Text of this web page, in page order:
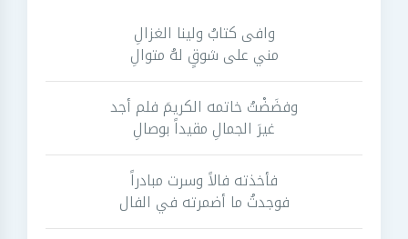
وافى كتابُ ولينا الغزالِ
مني على شوقٍ لهُ متوالِ
وفضَضْتُ خاتمه الكريمَ فلم أجد
غيرَ الجمالِ مقيداً بوصالِ
فأخذته فالاً وسرت مبادراً
فوجدتُ ما أضمرته في الفال